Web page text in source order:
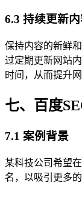
6.3 持续更新
保持内容的新鲜
过定期更新网站
时间，从而提升网
七、百度
7.1 案例背景
某科技公司希望
名，以吸引更多的